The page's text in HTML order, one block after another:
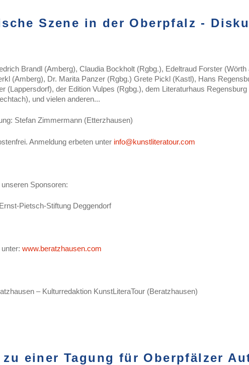
Szene in der Oberpfalz -
Brandl (Amberg), Claudia Bockholt (Rgbg.), Edeltraud Forster
(Amberg), Dr. Marita Panzer (Rgbg.) Grete Pickl (Kastl), Hans
(Lappersdorf), der Edition Vulpes (Rgbg.), dem Literaturhaus
und vielen anderen...
Stefan Zimmermann (Etterzhausen)
Anmeldung erbeten unter info@kunstliteratour.com
Sponsoren:
Pietsch-Stiftung Deggendorf
www.beratzhausen.com
– Kulturredaktion KunstLiteraTour (Beratzhausen)
einer Tagung für Oberpfälzer